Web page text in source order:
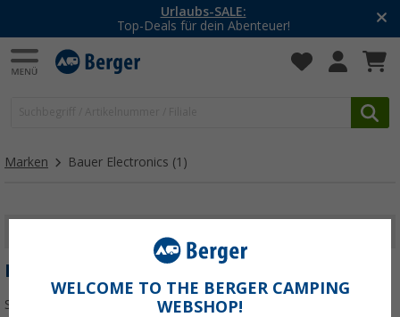
-20% auf Kleidung
Mit dem
Marken Bauer Electronics (1)
BAUER ELECTRONICS
Sortieren:
WELCOME TO THE BERGER CAMPING
WEBSHOP!